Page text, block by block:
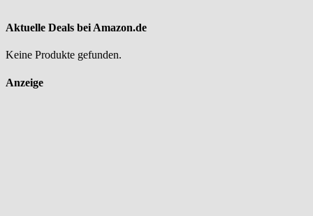
Aktuelle Deals bei Amazon.de
Keine Produkte gefunden.
Anzeige